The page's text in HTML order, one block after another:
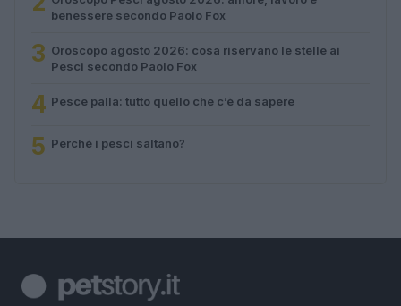
benessere secondo Paolo Fox
3 Oroscopo agosto 2026: cosa riservano le stelle ai
Pesci secondo Paolo Fox
4 Pesce palla: tutto quello che c’è da sapere
5 Perché i pesci saltano?